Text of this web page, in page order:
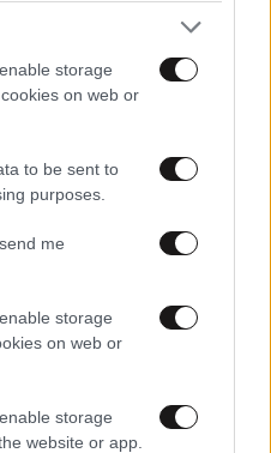
storage
on web or
to be sent to
purposes.
me
storage
on web or
storage
website or app.